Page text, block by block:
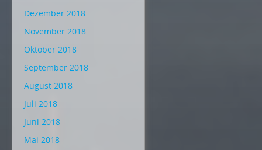
Dezember 2018
November 2018
Oktober 2018
September 2018
August 2018
Juli 2018
Juni 2018
Mai 2018